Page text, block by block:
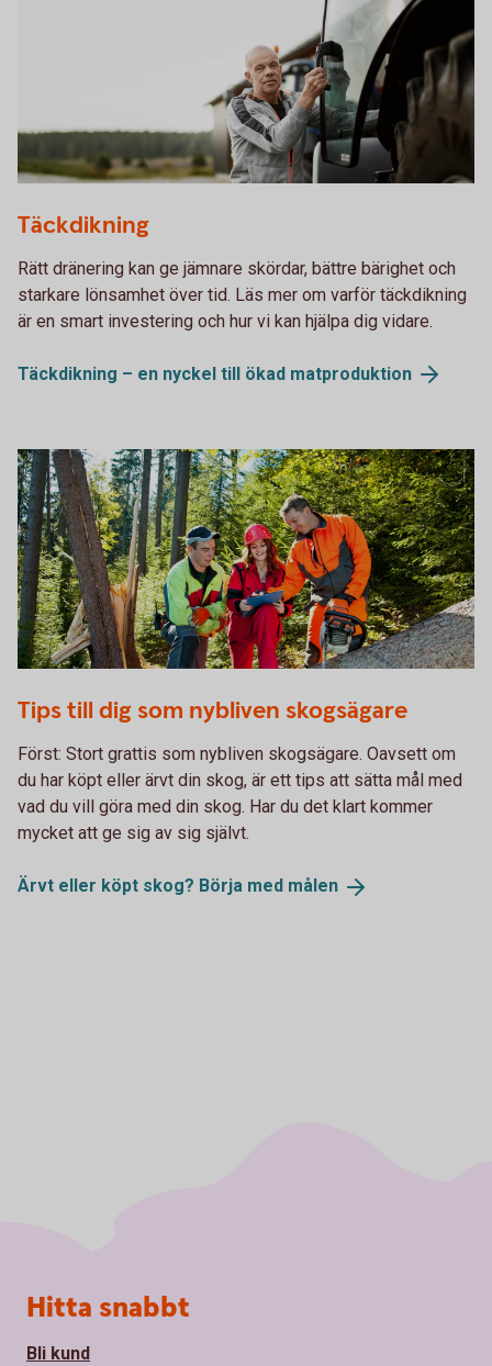
Täckdikning
Rätt dränering kan ge jämnare skördar, bättre bärighet och
starkare lönsamhet över tid. Läs mer om varför täckdikning
är en smart investering och hur vi kan hjälpa dig vidare.
Täckdikning – en nyckel till ökad matproduktion
Tips till dig som nybliven skogsägare
Först: Stort grattis som nybliven skogsägare. Oavsett om
du har köpt eller ärvt din skog, är ett tips att sätta mål med
vad du vill göra med din skog. Har du det klart kommer
mycket att ge sig av sig självt.
Ärvt eller köpt skog? Börja med målen
Sidfot
Hitta snabbt
Bli kund